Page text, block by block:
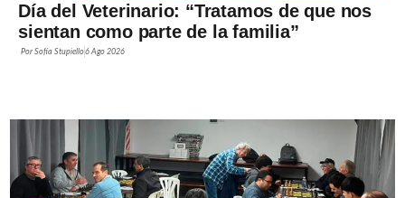
Día del Veterinario: “Tratamos de que nos
sientan como parte de la familia”
PorSofía Stupiello6 Ago 2026